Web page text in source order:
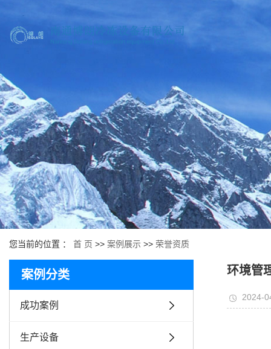
您当前的位置 ： 首 页 >> 案例展示 >> 荣誉资质
案例分类
成功案例
生产设备
环境管
2024-